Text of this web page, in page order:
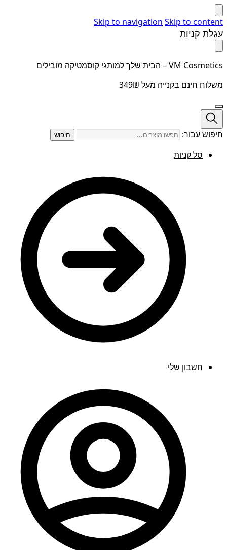
Skip to navigation Skip to content
עגלת קניות
VM Cosmetics – הבית שלך למותגי קוסמטיקה מובילים
משלוח חינם בקנייה מעל 349₪
חיפוש עבור: חיפוש
סל קניות
חשבון שלי